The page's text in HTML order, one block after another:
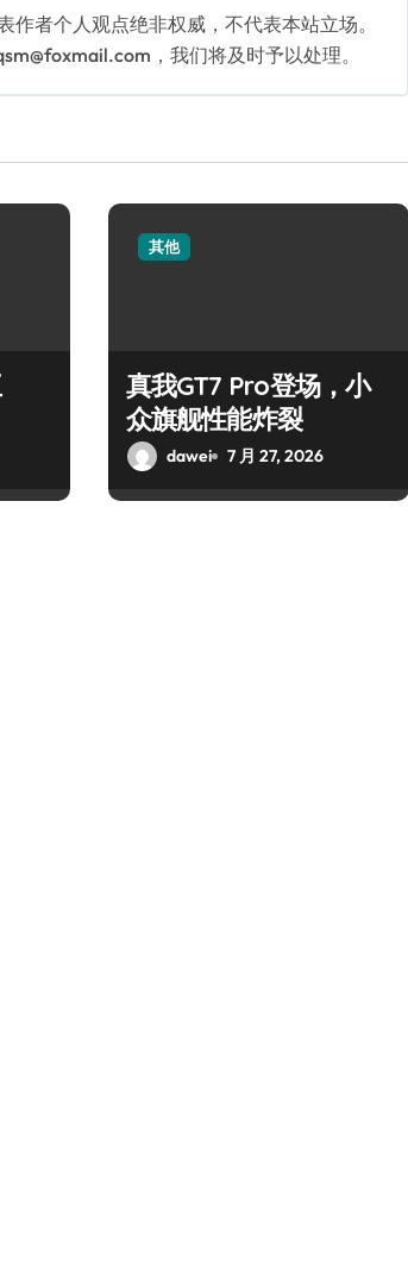
作者个人观点绝非权威，不代表本站立场。
，我们将及时予以处理。
其他
真我GT7 Pro登场，小
众旗舰性能炸裂
dawei 7 月 27, 2026